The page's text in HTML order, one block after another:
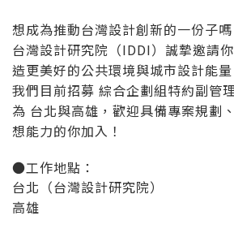
想成為推動台灣設計創新的一份子嗎
台灣設計研究院（IDDI）誠摯邀請
造更美好的公共環境與城市設計能量
我們目前招募 綜合企劃組特約副管
為 台北與高雄，歡迎具備專案規劃
想能力的你加入！
●工作地點：
台北（台灣設計研究院）
高雄